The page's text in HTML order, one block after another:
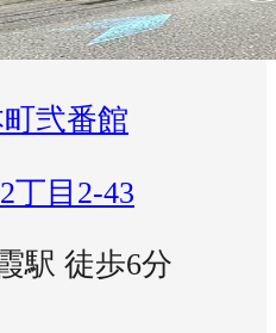
弐番館
丁目2-43
駅 徒歩6分